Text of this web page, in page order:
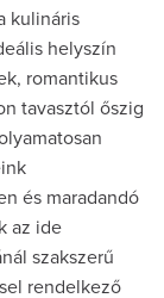
kulináris
helyszín
romantikus
tavasztól őszig
és maradandó
az ide
szakszerű
rendelkező